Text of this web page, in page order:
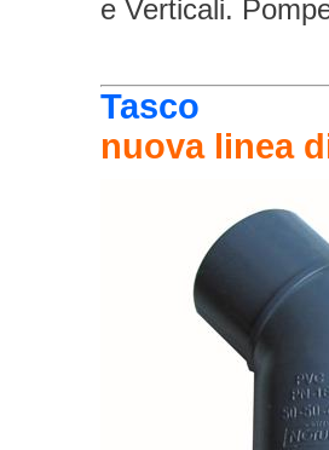
e Verticali.
Tasco
nuova linea